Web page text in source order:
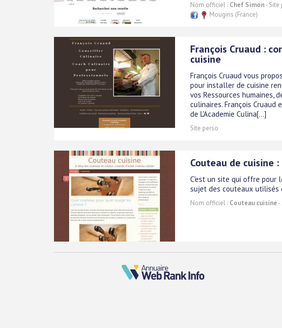
Nom officiel : Chef Simon- Site
Mougins (France)
François Cruaud :
cuisine
François Cruaud vous
pour installer de cuisine
vos Ressources humaines,
culinaires. François Cruaud
de L'Academie Culina[...]
Site perso
Couteau de cuisine
C'est un site qui offre pour
sujet des couteaux utilisés
Nom officiel : Couteau cuisine-